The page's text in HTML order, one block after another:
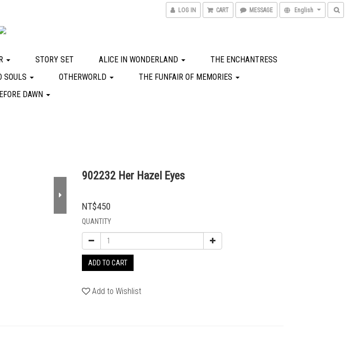
LOG IN CART MESSAGE English
STORY SET ALICE IN WONDERLAND
THE ENCHANTRESS
SOULS OTHERWORLD
THE FUNFAIR OF MEMORIES
DAWN
902232 Her Hazel Eyes
NT$450
QUANTITY
ADD TO CART
Add to Wishlist